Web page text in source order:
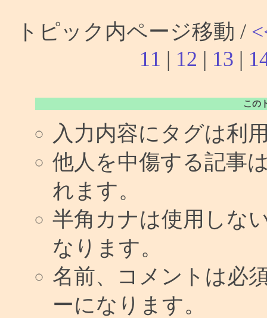
トピック内ページ移動 /
11 | 12 | 13 |
この
入力内容にタグは利
他人を中傷する記事
れます。
半角カナは使用しな
なります。
名前、コメントは必
ーになります。